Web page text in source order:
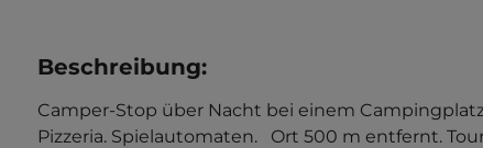
Beschreibung:
Camper-Stop über Nacht bei einem
Pizzeria. Spielautomaten.   Ort 500 m entfernt.